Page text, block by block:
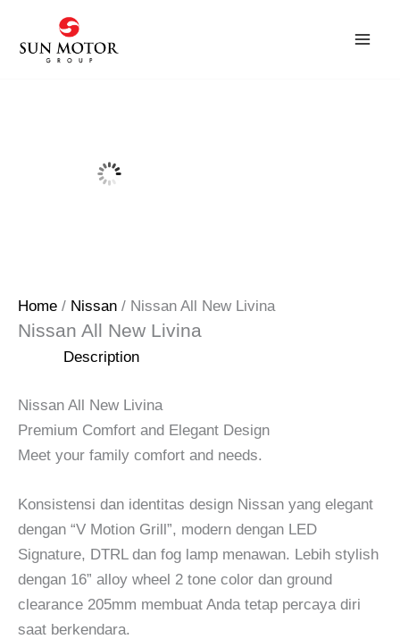
content
Home / Nissan / Nissan All New Livina
Nissan All New Livina
Description
Nissan All New Livina
Premium Comfort and Elegant Design
Meet your family comfort and needs.
Konsistensi dan identitas design Nissan yang elegant
dengan “V Motion Grill”, modern dengan LED
Signature, DTRL dan fog lamp menawan. Lebih stylish
dengan 16” alloy wheel 2 tone color dan ground
clearance 205mm membuat Anda tetap percaya diri
saat berkendara.